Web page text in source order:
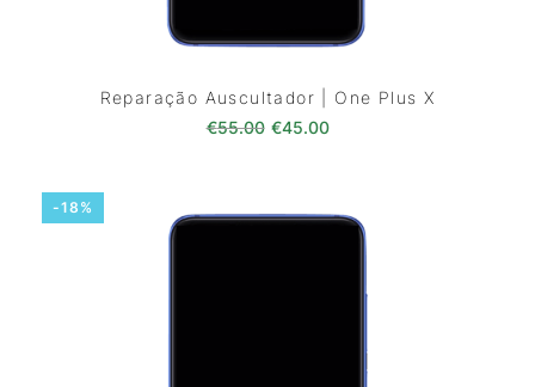
Reparação Auscultador | One Plus X
€55.00 O preço original era: €55.00.
€45.00O preço atual é:
-18%